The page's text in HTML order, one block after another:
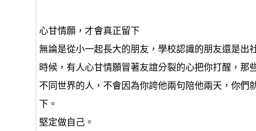
心甘情願，才會真正留下
無論是從小一起長大的朋友，學校認識的朋友還是
時候，有人心甘情願冒著友誼分裂的心把你打醒，那
不同世界的人，不會因為你誇他兩句陪他兩天，你們
下。
堅定做自己。